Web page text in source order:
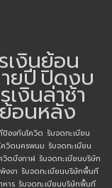
งินย้อน
ยปีปิดงบ
งินล่าช้า
อนหลัง
องกันโควิด รับจดทะเบียน
ควิดนครพนม รับจดทะเบียน
วิดบึงกาฬ รับจดทะเบียนบริษัท
งงา รับจดทะเบียนบริษัทพื้นที
าร รับจดทะเบียนบริษัทพื้นที